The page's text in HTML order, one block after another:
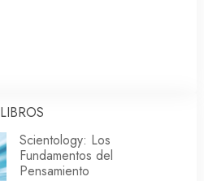
LIBROS
Scientology: Los
Fundamentos del
Pensamiento